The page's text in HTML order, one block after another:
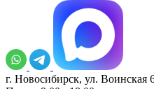
г. Новосибирск, ул. Воинская